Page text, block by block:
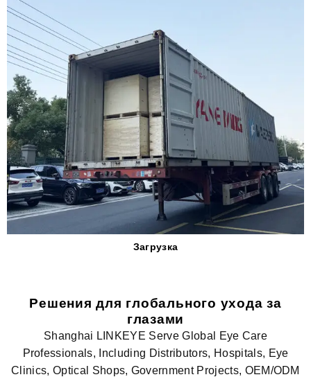
Загрузка
Решения для глобального ухода за
глазами
Shanghai LINKEYE Serve Global Eye Care
Professionals, Including Distributors, Hospitals, Eye
Clinics, Optical Shops, Government Projects, OEM/ODM